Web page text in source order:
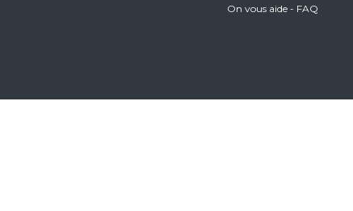
On vous aide - FAQ